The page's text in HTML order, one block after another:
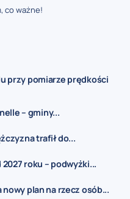
co ważne!
przy pomiarze prędkości
– gminy...
trafił do...
roku – podwyżki...
plan na rzecz osób...